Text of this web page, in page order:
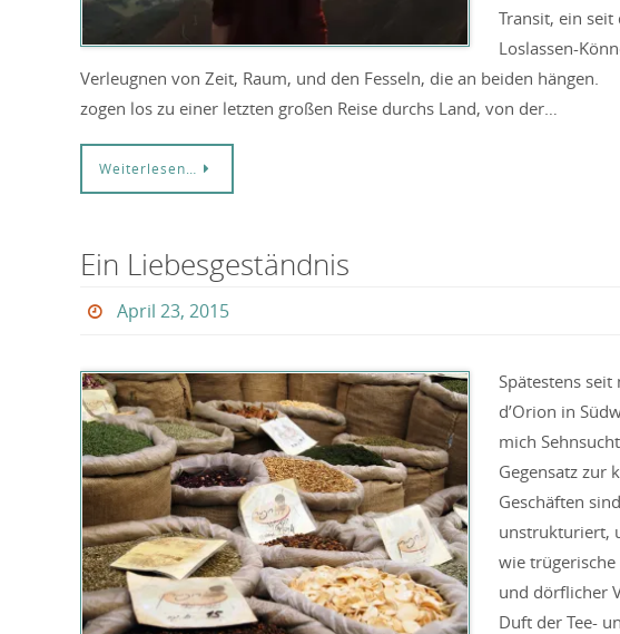
Transit, ein
Loslassen-
Verleugnen von Zeit, Raum, und den Fesseln, die an beiden
zogen los zu einer letzten großen Reise durchs Land, von der…
Weiterlesen…
Ein Liebesgeständnis
April 23, 2015
Spätestens
d’Orion in
mich
Gegensatz zur
Geschäften
unstrukturiert,
wie
und dörflicher
Duft der Tee-